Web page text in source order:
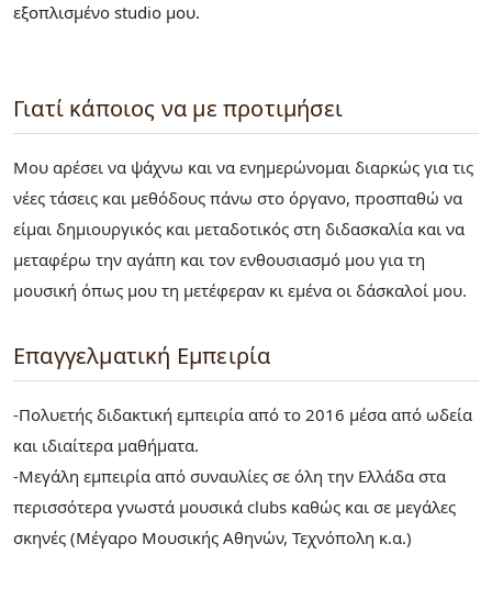
εξοπλισμένο studio μου.
Γιατί κάποιος να με προτιμήσει
Μου αρέσει να ψάχνω και να ενημερώνομαι διαρκώς για τις
νέες τάσεις και μεθόδους πάνω στο όργανο, προσπαθώ να
είμαι δημιουργικός και μεταδοτικός στη διδασκαλία και να
μεταφέρω την αγάπη και τον ενθουσιασμό μου για τη
μουσική όπως μου τη μετέφεραν κι εμένα οι δάσκαλοί μου.
Επαγγελματική Εμπειρία
-Πολυετής διδακτική εμπειρία από το 2016 μέσα από ωδεία
και ιδιαίτερα μαθήματα.
-Μεγάλη εμπειρία από συναυλίες σε όλη την Ελλάδα στα
περισσότερα γνωστά μουσικά clubs καθώς και σε μεγάλες
σκηνές (Μέγαρο Μουσικής Αθηνών, Τεχνόπολη κ.α.)